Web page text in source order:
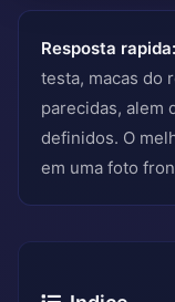
Resposta rapida:
testa, macas do
parecidas, alem
definidos. O
em uma foto